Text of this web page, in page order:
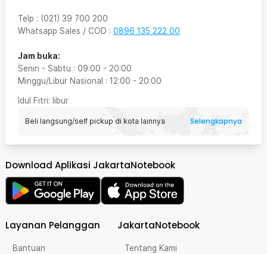
Telp : (021) 39 700 200
Whatsapp Sales / COD : 0896 135 222 00
Jam buka:
Senin - Sabtu : 09:00 - 20:00
Minggu/Libur Nasional : 12:00 - 20:00
Idul Fitri: libur
Beli langsung/self pickup di kota lainnya Selengkapnya
Download Aplikasi JakartaNotebook
Layanan Pelanggan
Bantuan
JakartaNotebook
Tentang Kami